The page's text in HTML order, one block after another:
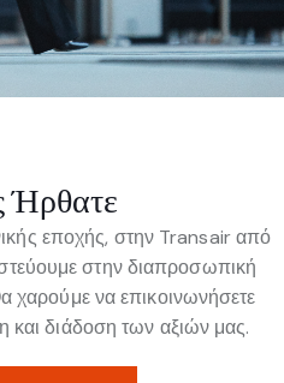
Ήρθατε
εποχής, στην Transair από
στην διαπροσωπική
χαρούμε να επικοινωνήσετε
και διάδοση των αξιών μας.